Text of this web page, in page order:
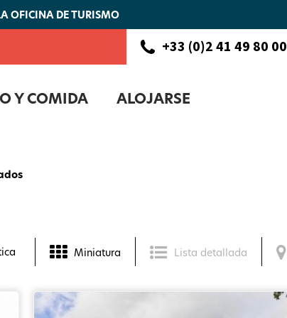
OFICINA DE TURISMO
+33 (0)2 41 49 80 00
Y COMIDA ALOJARSE
Miniatura Lista detallada